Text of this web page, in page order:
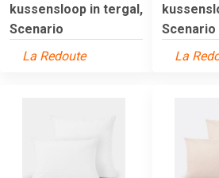
kussensloop in tergal,
Scenario
La Redoute
Scenario
La